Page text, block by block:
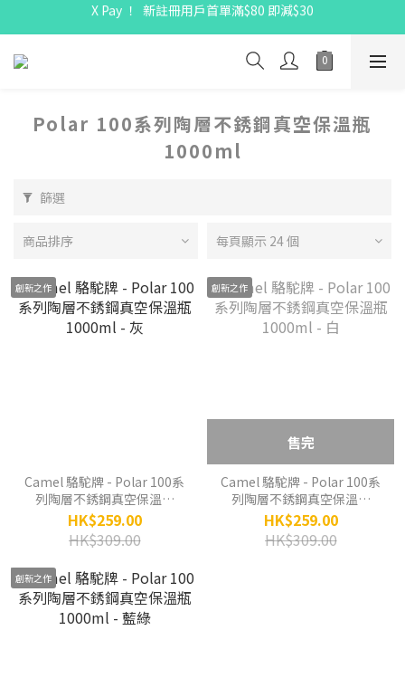
X Pay ！  新註冊用戶首單滿$80 即減$30
X Pay ！  新註冊用戶首單滿$80 即減$30
購物折實滿$300可享免運費
Polar 100系列陶層不銹鋼真空保溫瓶
1000ml
篩選
商品排序 每頁顯示 24 個
創新之作
Camel 駱駝牌 - Polar 100系
列陶層不銹鋼真空保溫瓶
1000ml - 灰
HK$259.00
HK$309.00
創新之作
售完
Camel 駱駝牌 - Polar 100系
列陶層不銹鋼真空保溫瓶
1000ml - 白
HK$259.00
HK$309.00
創新之作